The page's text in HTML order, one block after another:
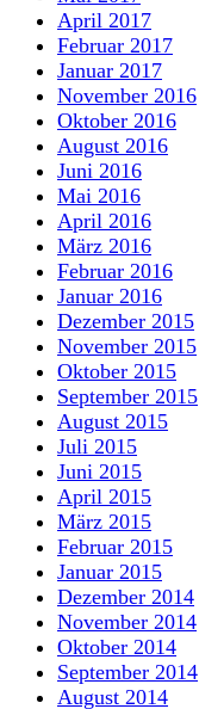
April 2017
Februar 2017
Januar 2017
November 2016
Oktober 2016
August 2016
Juni 2016
Mai 2016
April 2016
März 2016
Februar 2016
Januar 2016
Dezember 2015
November 2015
Oktober 2015
September 2015
August 2015
Juli 2015
Juni 2015
April 2015
März 2015
Februar 2015
Januar 2015
Dezember 2014
November 2014
Oktober 2014
September 2014
August 2014